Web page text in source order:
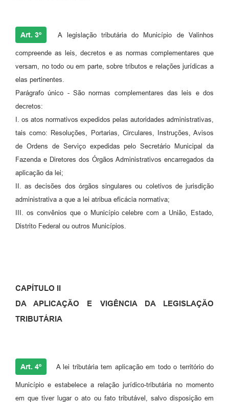
Art. 3º A legislação tributária do Município de Valinhos
compreende as leis, decretos e as normas complementares que
versam, no todo ou em parte, sobre tributos e relações jurídicas a
elas pertinentes.
Parágrafo único - São normas complementares das leis e dos
decretos:
I. os atos normativos expedidos pelas autoridades administrativas,
tais como: Resoluções, Portarias, Circulares, Instruções, Avisos
de Ordens de Serviço expedidas pelo Secretário Municipal da
Fazenda e Diretores dos Órgãos Administrativos encarregados da
aplicação da lei;
II. as decisões dos órgãos singulares ou coletivos de jurisdição
administrativa a que a lei atribua eficácia normativa;
III. os convênios que o Município celebre com a União, Estado,
Distrito Federal ou outros Municípios.
CAPÍTULO II
DA APLICAÇÃO E VIGÊNCIA DA LEGISLAÇÃO
TRIBUTÁRIA
Art. 4º A lei tributária tem aplicação em todo o território do
Município e estabelece a relação jurídico-tributária no momento
em que tiver lugar o ato ou fato tributável, salvo disposição em